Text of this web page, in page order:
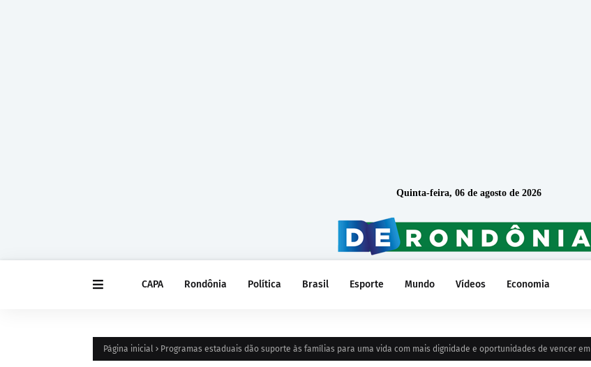
Quinta-feira, 06 de agosto de 2026
CAPA Rondônia Política Brasil Esporte Mundo Vídeos Economia
Página inicial Programas estaduais dão suporte às famílias para uma vida com mais dignidade e oportunidades de vencer em